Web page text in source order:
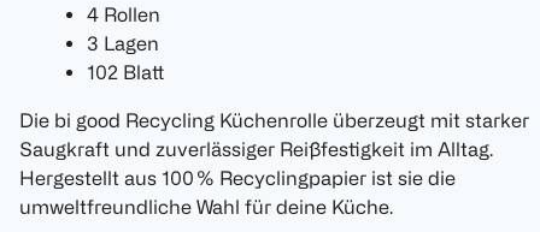
4 Rollen
3 Lagen
102 Blatt
Die bi good Recycling Küchenrolle überzeugt mit starker
Saugkraft und zuverlässiger Reißfestigkeit im Alltag.
Hergestellt aus 100 % Recyclingpapier ist sie die
umweltfreundliche Wahl für deine Küche.